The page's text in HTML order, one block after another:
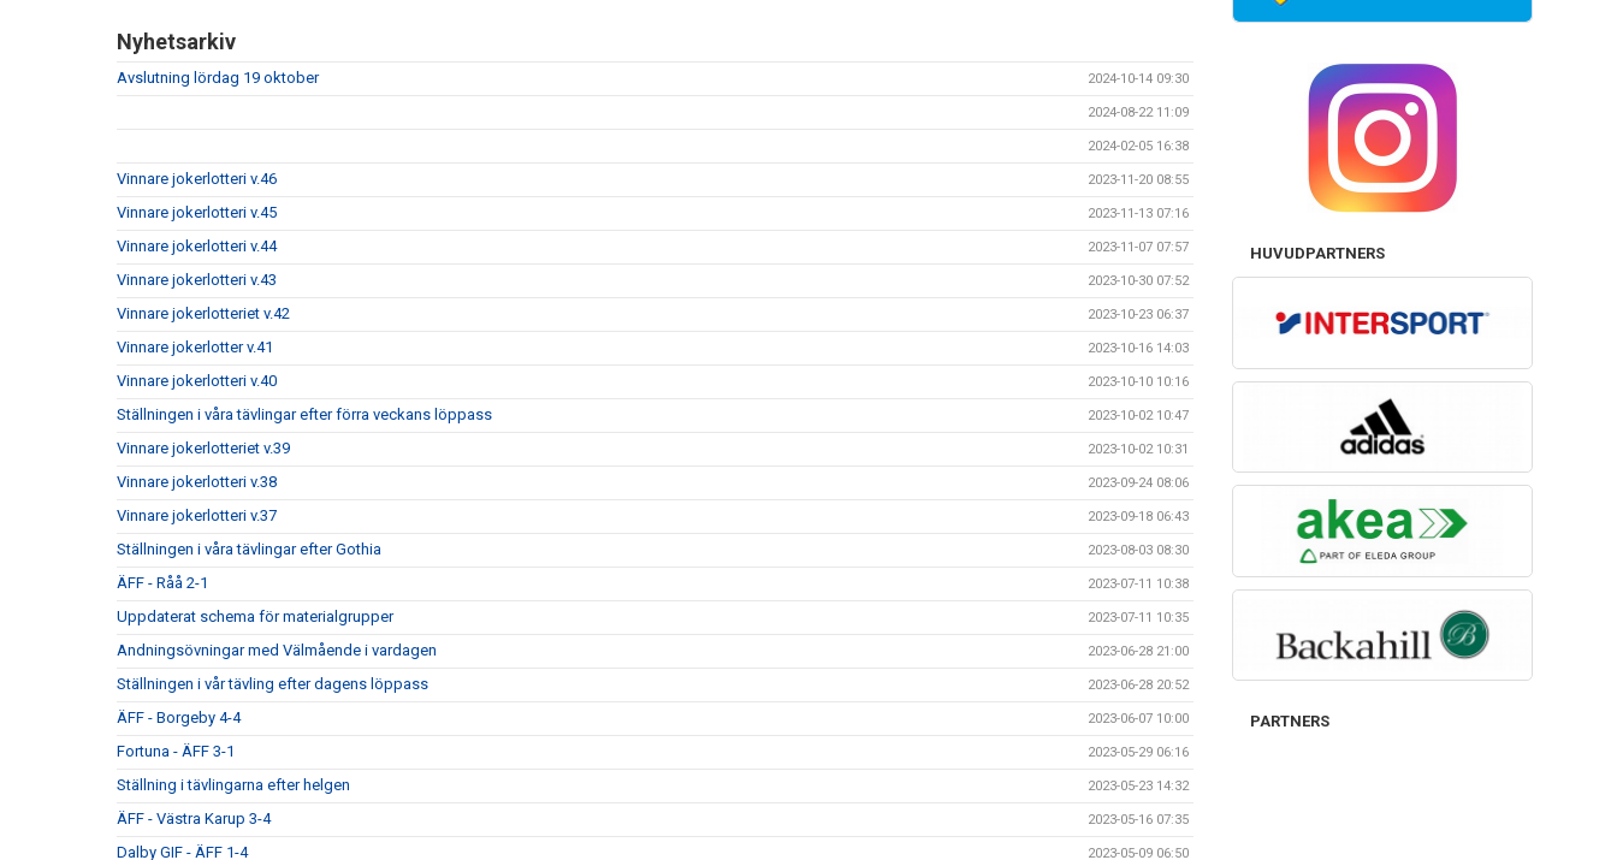
Nyhetsarkiv
Avslutning lördag 19 oktober 2024-10-14 09:30
2024-08-22 11:09
2024-02-05 16:38
Vinnare jokerlotteri v.46 2023-11-20 08:55
Vinnare jokerlotteri v.45 2023-11-13 07:16
Vinnare jokerlotteri v.44 2023-11-07 07:57
Vinnare jokerlotteri v.43 2023-10-30 07:52
Vinnare jokerlotteriet v.42 2023-10-23 06:37
Vinnare jokerlotter v.41 2023-10-16 14:03
Vinnare jokerlotteri v.40 2023-10-10 10:16
Ställningen i våra tävlingar efter förra veckans löppass 2023-10-02 10:47
Vinnare jokerlotteriet v.39 2023-10-02 10:31
Vinnare jokerlotteri v.38 2023-09-24 08:06
Vinnare jokerlotteri v.37 2023-09-18 06:43
Ställningen i våra tävlingar efter Gothia 2023-08-03 08:30
ÄFF - Råå 2-1 2023-07-11 10:38
Uppdaterat schema för materialgrupper 2023-07-11 10:35
Andningsövningar med Välmående i vardagen 2023-06-28 21:00
Ställningen i vår tävling efter dagens löppass 2023-06-28 20:52
ÄFF - Borgeby 4-4 2023-06-07 10:00
Fortuna - ÄFF 3-1 2023-05-29 06:16
Ställning i tävlingarna efter helgen 2023-05-23 14:32
ÄFF - Västra Karup 3-4 2023-05-16 07:35
Dalby GIF - ÄFF 1-4 2023-05-09 06:50
HUVUDPARTNERS
PARTNERS